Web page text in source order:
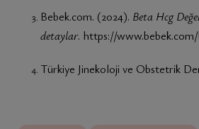
Bebek.com. (2024). Beta Hcg
detaylar. https://
Türkiye Jinekoloji ve Obstetrik